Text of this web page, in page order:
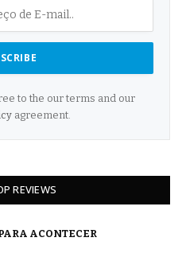
to the our terms and our
agreement.
REVIEWS
ACONTECER